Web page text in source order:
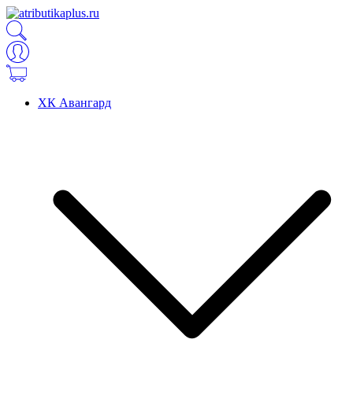
ХК Авангард